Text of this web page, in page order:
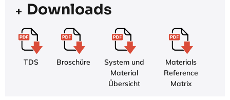
Downloads
TDS Broschüre
System und
Material
Übersicht
Materials
Reference
Matrix